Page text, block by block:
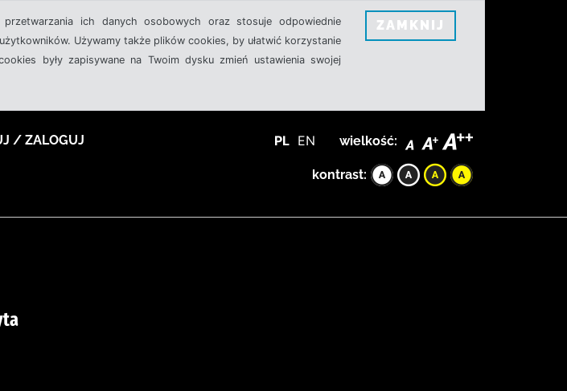
ich danych osobowych oraz stosuje odpowiednie
Używamy także plików cookies, by ułatwić korzystanie
były zapisywane na Twoim dysku zmień ustawienia swojej
ZAMKNIJ
/ ZALOGUJ PL EN wielkość:
kontrast: